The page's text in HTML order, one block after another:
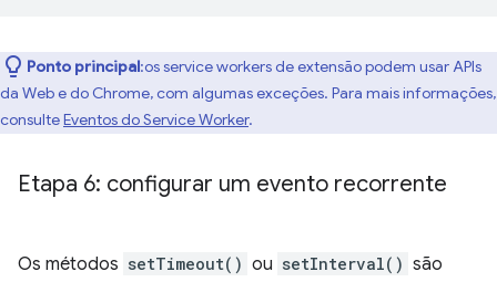
Ponto principal:os service workers de extensão podem usar APIs
da Web e do Chrome, com algumas exceções. Para mais informações,
consulteEventos do Service Worker.
Etapa 6: configurar um evento recorrente
Os métodos setTimeout() ou setInterval() são